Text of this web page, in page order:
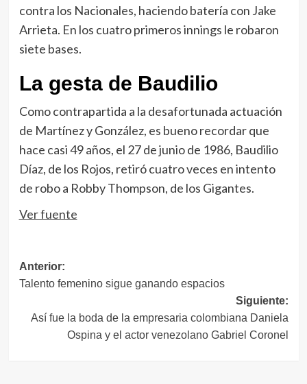
contra los Nacionales, haciendo batería con Jake
Arrieta. En los cuatro primeros innings le robaron
siete bases.
La gesta de Baudilio
Como contrapartida a la desafortunada actuación
de Martínez y González, es bueno recordar que
hace casi 49 años, el 27 de junio de 1986, Baudilio
Díaz, de los Rojos, retiró cuatro veces en intento
de robo a Robby Thompson, de los Gigantes.
Ver fuente
Navegación
de
entradas
Anterior:
Talento femenino sigue ganando espacios
Siguiente:
Así fue la boda de la empresaria colombiana Daniela
Ospina y el actor venezolano Gabriel Coronel